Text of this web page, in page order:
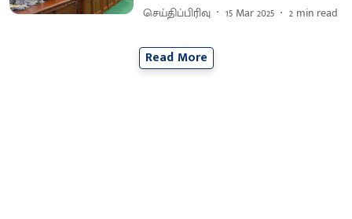
செய்திப்பிரிவு 15 Mar 2025 2 min read
Read More